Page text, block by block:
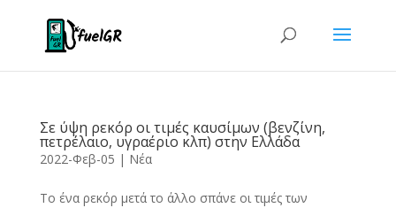
Σε ύψη ρεκόρ οι τιμές καυσίμων (βενζίνη,
πετρέλαιο, υγραέριο κλπ) στην Ελλάδα
2022-Φεβ-05 | Νέα
Το ένα ρεκόρ μετά το άλλο σπάνε οι τιμές των